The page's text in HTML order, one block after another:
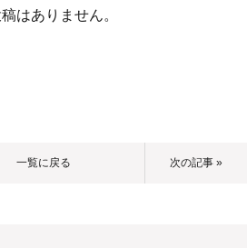
はありません。
一覧に戻る 次の記事 »